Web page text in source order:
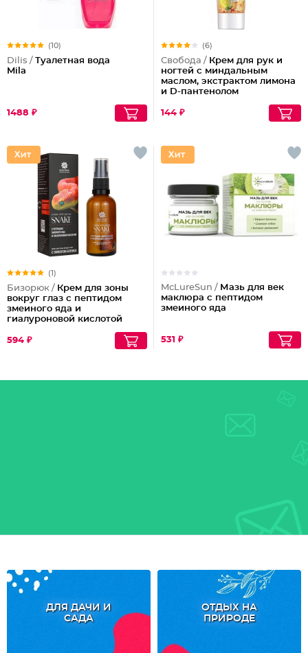
(10)
Dilis / Туалетная вода
Mila
1488 ₽
(6)
Свобода / Крем для рук и
ногтей с миндальным
маслом, экстрактом лимона
и D-пантенолом
144 ₽
(1)
Бизорюк / Крем для зоны
вокруг глаз с пептидом
змеиного яда и
гиалуроновой кислотой
594 ₽
McLureSun / Мазь для век
маклюра с пептидом
змеиного яда
531 ₽
ДЛЯ ДАЧИ И
САДА
ОТДЫХ НА
ПРИРОДЕ